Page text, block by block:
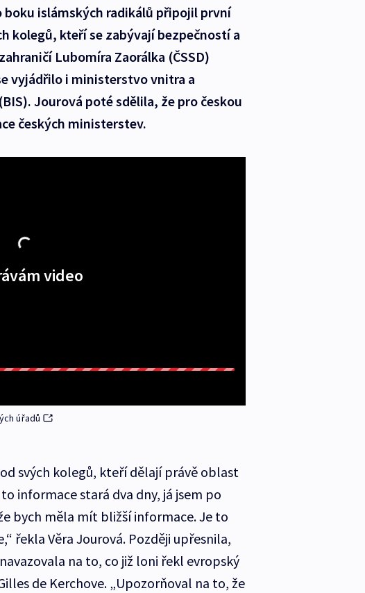
boku islámských radikálů připojil první
kolegů, kteří se zabývají bezpečností a
Lubomíra Zaorálka (ČSSD)
vyjádřilo i ministerstvo vnitra a
Jourová poté sdělila, že pro českou
českých ministerstev.
video
úřadů
svých kolegů, kteří dělají právě oblast
informace stará dva dny, já jsem po
bych měla mít bližší informace. Je to
řekla Věra Jourová. Později upřesnila,
na to, co již loni řekl evropský
de Kerchove. „Upozorňoval na to, že